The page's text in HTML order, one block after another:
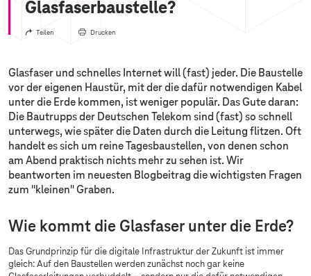
Glasfaserbaustelle?
Teilen Drucken
Glasfaser und schnelles Internet will (fast) jeder. Die Baustelle
vor der eigenen Haustür, mit der die dafür notwendigen Kabel
unter die Erde kommen, ist weniger populär. Das Gute daran:
Die Bautrupps der Deutschen Telekom sind (fast) so schnell
unterwegs, wie später die Daten durch die Leitung flitzen. Oft
handelt es sich um reine Tagesbaustellen, von denen schon
am Abend praktisch nichts mehr zu sehen ist. Wir
beantworten im neuesten Blogbeitrag die wichtigsten Fragen
zum "kleinen" Graben.
Wie kommt die Glasfaser unter die Erde?
Das Grundprinzip für die digitale Infrastruktur der Zukunft ist immer
gleich: Auf den Baustellen werden zunächst noch gar keine